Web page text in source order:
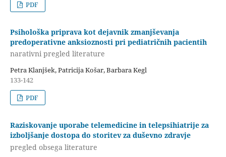
PDF
Psihološka priprava kot dejavnik zmanjševanja
predoperativne anksioznosti pri pediatričnih pacientih
narativni pregled literature
Petra Klanjšek, Patricija Košar, Barbara Kegl
133-142
PDF
Raziskovanje uporabe telemedicine in telepsihiatrije za
izboljšanje dostopa do storitev za duševno zdravje
pregled obsega literature